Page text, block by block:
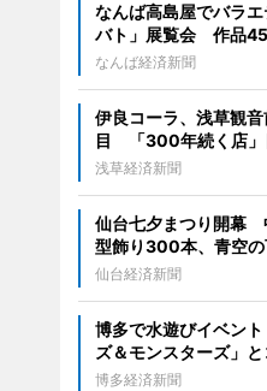
なんば高島屋でバラ
バト」展覧会 作品
なんば経済新聞
伊良コーラ、浅草観
目 「300年続く店」
浅草経済新聞
仙台七夕まつり開幕
型飾り300本、青空
仙台経済新聞
博多で水遊びイベン
ズ＆モンスターズ」
博多経済新聞